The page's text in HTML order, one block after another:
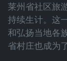
莱州省社区旅
持续生计。这
和弘扬当地各
省村庄也成为